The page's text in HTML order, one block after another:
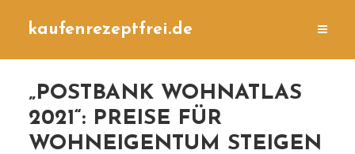
kaufenrezeptfrei.de
„POSTBANK WOHNATLAS
2021“: PREISE FÜR
WOHNEIGENTUM STEIGEN